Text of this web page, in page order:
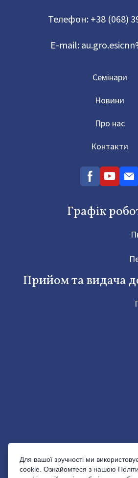
Телефон: +38 (068)
E-mail:
Семінари
Новини
Про нас
Контакти
Графік
Прийом та видача
Для вашої зручності ми
cookie. Ознайомтеся з нашою